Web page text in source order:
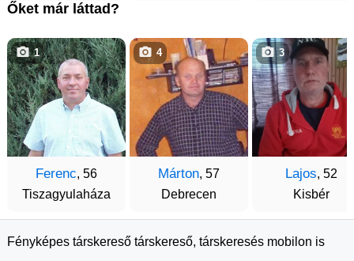
Őket már láttad?
Ferenc, 56
Tiszagyulaháza
1
Márton, 57
Debrecen
4
Lajos, 52
Kisbér
3
Fényképes társkereső társkereső, társkeresés mobilon is